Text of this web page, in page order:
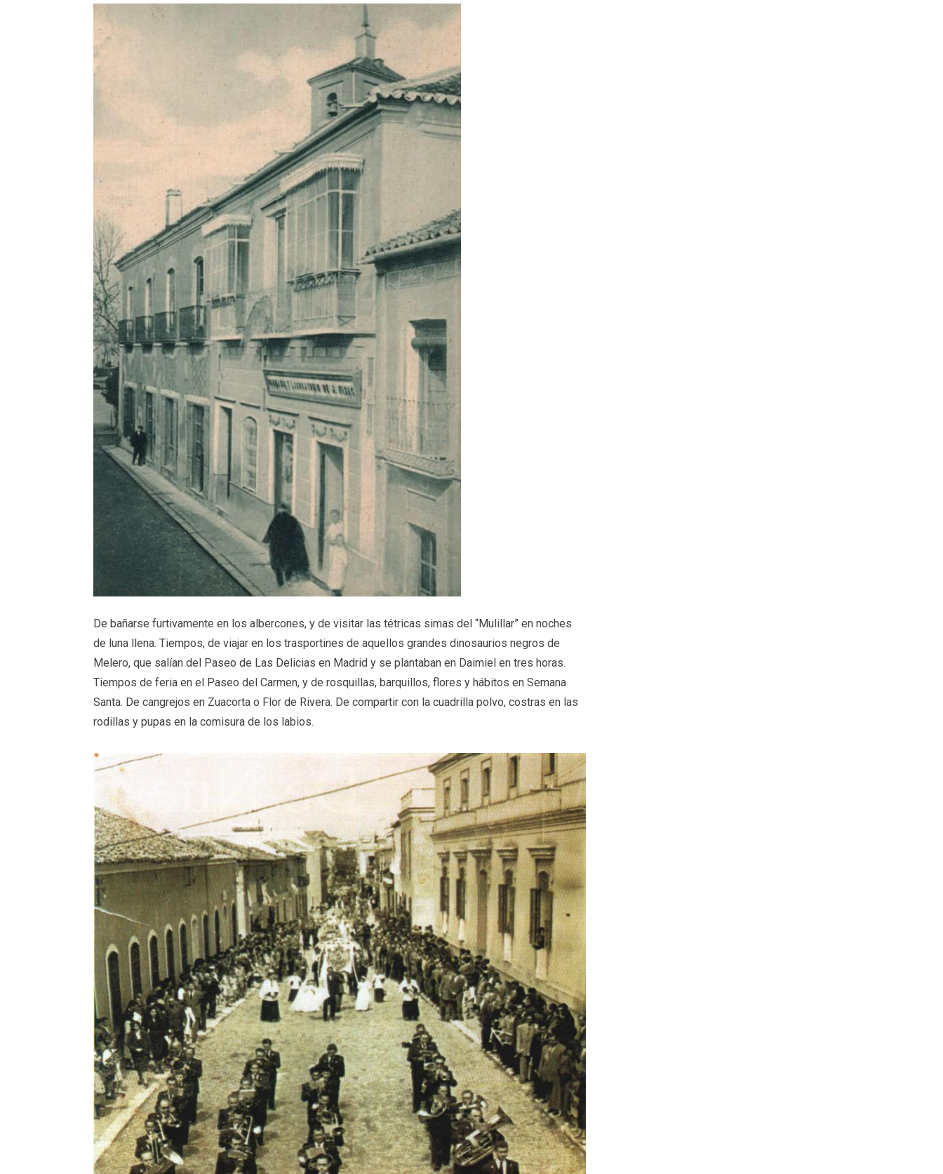
De bañarse furtivamente en los albercones, y de visitar las tétricas simas del “Mulillar” en noches
de luna llena. Tiempos, de viajar en los trasportines de aquellos grandes dinosaurios negros de
Melero, que salían del Paseo de Las Delicias en Madrid y se plantaban en Daimiel en tres horas.
Tiempos de feria en el Paseo del Carmen, y de rosquillas, barquillos, flores y hábitos en Semana
Santa. De cangrejos en Zuacorta o Flor de Rivera. De compartir con la cuadrilla polvo, costras en las
rodillas y pupas en la comisura de los labios.